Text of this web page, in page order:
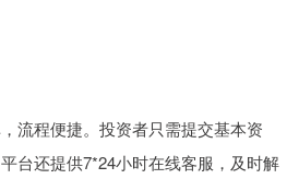
流程便捷。投资者只需提交基本资
台还提供7*24小时在线客服，及时解